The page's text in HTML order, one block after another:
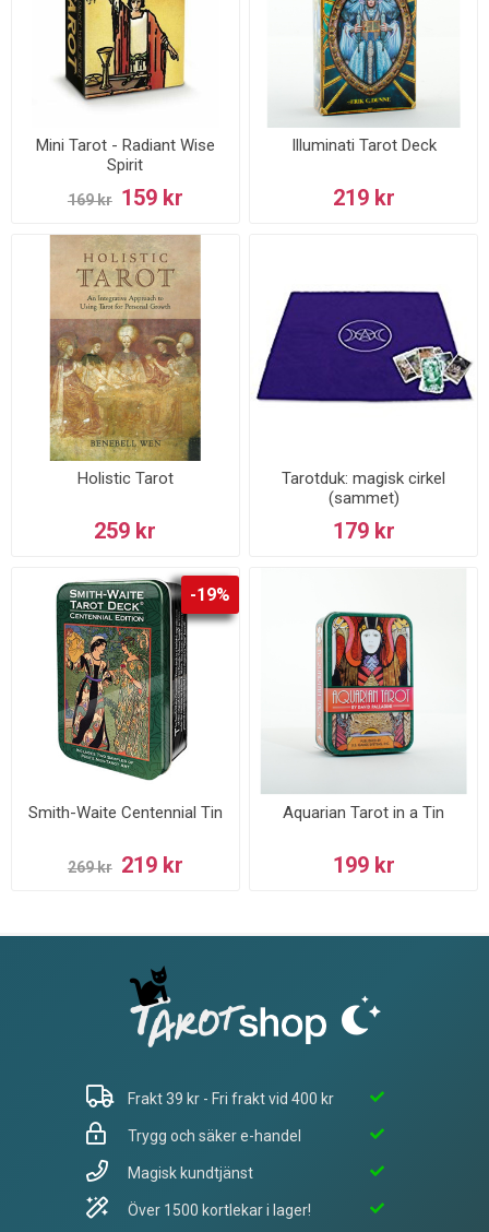
Mini Tarot - Radiant Wise
Spirit
169 kr 159 kr
Illuminati Tarot Deck
219 kr
Holistic Tarot
259 kr
Tarotduk: magisk cirkel
(sammet)
179 kr
-19%
Smith-Waite Centennial Tin
269 kr 219 kr
Aquarian Tarot in a Tin
199 kr
Frakt 39 kr - Fri frakt vid 400 kr
Trygg och säker e-handel
Magisk kundtjänst
Över 1500 kortlekar i lager!